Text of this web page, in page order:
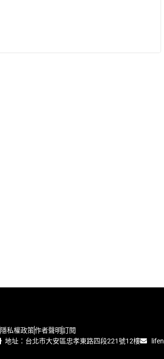
隱私權政策作者聲明訂閱
地址：台北市大安區忠孝東路四段221號12樓